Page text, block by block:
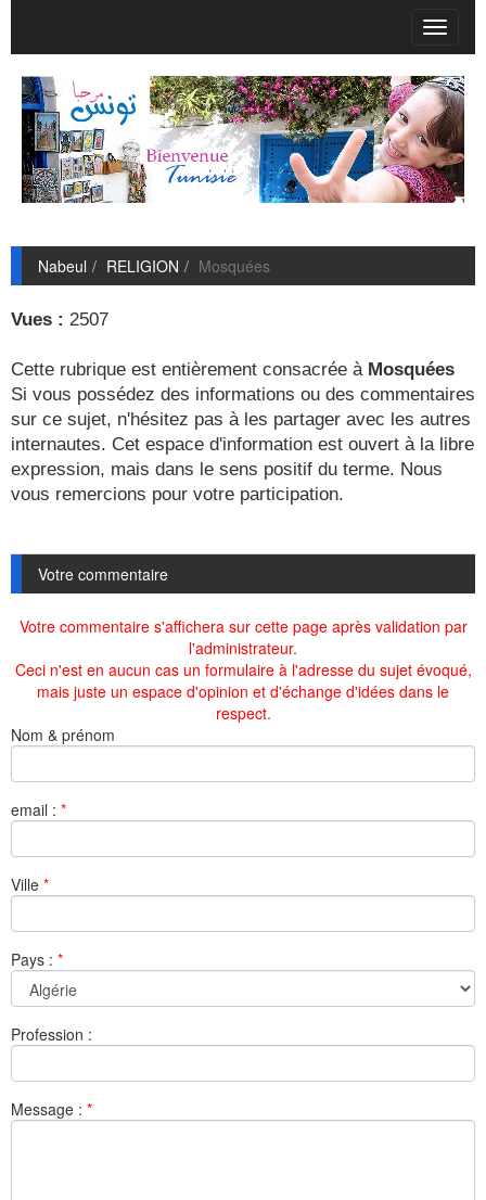
T
o
g
g
l
e
n
a
v
g
t
Nabeul RELIGION Mosquées
Vues : 2507
Cette rubrique est entièrement consacrée à Mosquées
Si vous possédez des informations ou des commentaires
sur ce sujet, n'hésitez pas à les partager avec les autres
internautes. Cet espace d'information est ouvert à la libre
expression, mais dans le sens positif du terme. Nous
vous remercions pour votre participation.
Votre commentaire
Votre commentaire s'affichera sur cette page après validation par
l'administrateur.
Ceci n'est en aucun cas un formulaire à l'adresse du sujet évoqué,
mais juste un espace d'opinion et d'échange d'idées dans le
respect.
Nom & prénom
email : *
Ville *
Pays : *
Profession :
Message : *